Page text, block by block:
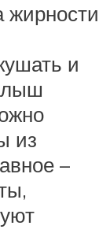
жирности
и
из
–